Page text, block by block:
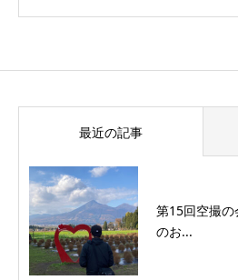
最近の記事
第15回空撮
のお...